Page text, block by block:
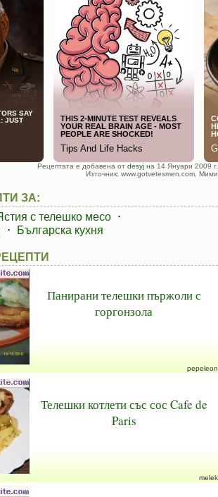
Рецептата е добавена от desyj на 14 Януари 2009 г.
Източник: www.gotvetesmen.com, Мими
ЗА:
с телешко месо ⋅
⋅ Българска кухня
Панирани телешки пържоли с
горгонзола
pepeleon
Телешки котлети със сос Cafe de
Paris
melek